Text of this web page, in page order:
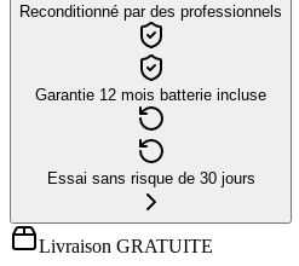
Reconditionné par des professionnels
Garantie 12 mois batterie incluse
Essai sans risque de 30 jours
Livraison GRATUITE